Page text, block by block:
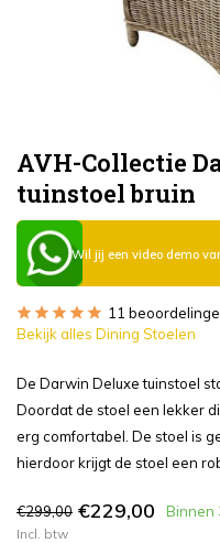
AVH-Collectie
tuinstoel bruin
Wil jij een video demo
11
Bekijk alles Dining Stoelen
De Darwin Deluxe tuinstoel
Doordat de stoel een lekker
erg comfortabel. De stoel is
hierdoor krijgt de stoel een
€299,00 €229,00 Binnen
Incl. btw